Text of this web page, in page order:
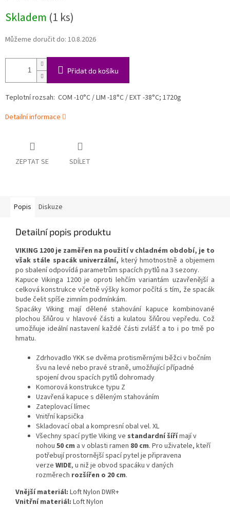
cena:
Skladem (1 ks)
Můžeme doručit do: 10.8.2026
Přidat do košíku
Teplotní rozsah: COM -10°C / LIM -18°C / EXT -38°C; 1720g
Detailní informace
ZEPTAT SE SDÍLET
Popis Diskuze
Detailní popis produktu
VIKING 1200 je zaměřen na použití v chladném období, je to
však stále spacák univerzální, který hmotnostně a objemem
po sbalení odpovídá parametrům spacích pytlů na 3 sezony.
Kapuce Vikinga 1200 je oproti lehčím variantám uzavřenější a
celková konstrukce včetně výšky komor počítá s tím, že spacák
bude čelit spíše zimním podmínkám.
Spacáky Viking mají dělené stahování kapuce kombinované
plochou šňůrou v hlavové části a kulatou šňůrou vepředu. Což
umožňuje ideální nastavení každé části zvlášť a to i po tmě po
hmatu.
Zdrhovadlo YKK se dvěma protisměrnými běžci v bočním
švu na levé nebo pravé straně, umožňující případné
spojení dvou spacích pytlů dohromady
Komorová konstrukce typu Z
Uzavřená kapuce s děleným stahováním
Zateplovací límec
Vnitřní kapsička
Skladovací obal a kompresní obal vel. XL
Všechny spací pytle Viking ve standardní šířímají v
nohou 50 cm a v oblasti ramen 80 cm. Pro uživatele, kteří
potřebují prostornější spací pytel je připravena
verze WIDE, u niž je obvod spacáku v daných
rozměrech rozšířen o 20 cm.
Vnější materiál: Loft Nylon DWR+
Vnitřní materiál: Loft Nylon